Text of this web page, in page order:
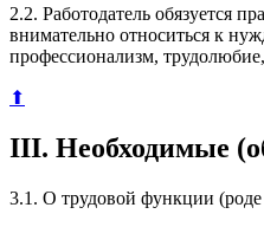
2.2. Работодатель обязуется
внимательно относиться к
профессионализм,
⬆
III. Необходимые
3.1. О трудовой функции